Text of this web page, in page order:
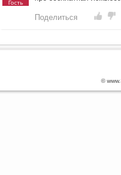
Гость
Поделиться
©